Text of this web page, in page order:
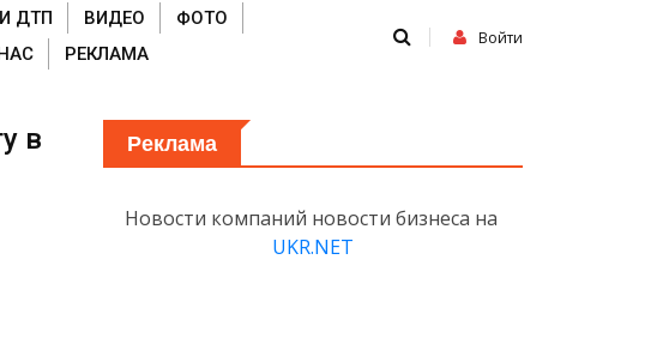
ДТП ВИДЕО
ФОТО
РЕКЛАМА
Войти
в
Реклама
Новости компаний новости бизнеса на
UKR.NET